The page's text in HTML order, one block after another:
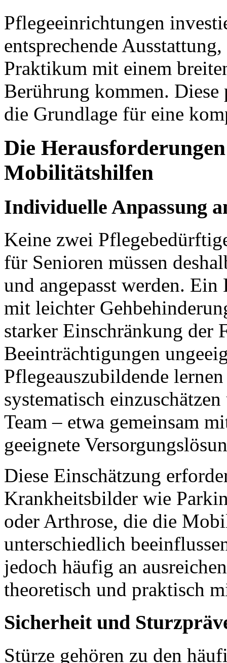
Pflegeeinrichtungen
entsprechende
Praktikum mit einem
Berührung kommen.
die Grundlage für eine
Die
Mobilitätshilfen
Individuelle Anpassung
Keine zwei
für Senioren müssen
und angepasst werden.
mit leichter
starker Einschränkung
Beeinträchtigungen
Pflegeauszubildende
systematisch
Team – etwa gemeinsam
geeignete
Diese Einschätzung
Krankheitsbilder wie
oder Arthrose, die die
unterschiedlich
jedoch häufig an
theoretisch und praktisch
Sicherheit und
Stürze gehören zu den